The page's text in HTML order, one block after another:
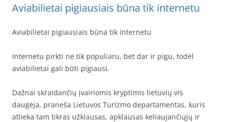
Aviabilietai pigiausiais būna tik internetu
Aviabilietai pigiausiais būna tik internetu
Internetu pirkti ne tik populiaru, bet dar ir pigu, todėl
aviabilietai gali būti pigiausi.
Dažnai skraidančių įvairiomis kryptimis lietuvių vis
daugėja, praneša Lietuvos Turizmo departamentas, kuris
atlieka tam tikras užklausas, apklausas keliaujančiųjų ir